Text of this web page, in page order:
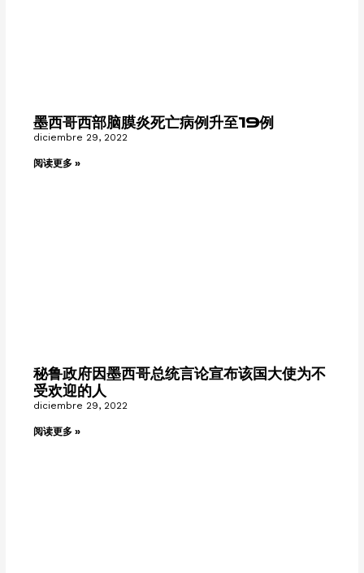
墨西哥西部脑膜炎死亡病例升至19例
diciembre 29, 2022
阅读更多 »
秘鲁政府因墨西哥总统言论宣布该国大使为不
受欢迎的人
diciembre 29, 2022
阅读更多 »